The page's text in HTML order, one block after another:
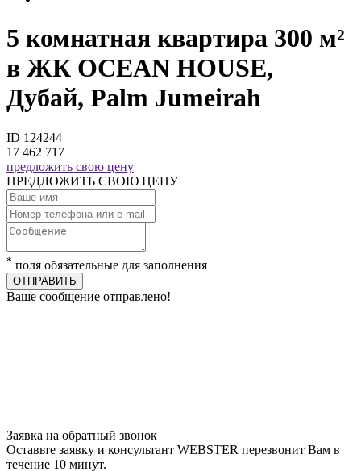
5 комнатная квартира 300 м²
в ЖК OCEAN HOUSE,
Дубай, Palm Jumeirah
ID 124244
17 462 717
предложить свою цену
ПРЕДЛОЖИТЬ СВОЮ ЦЕНУ
* поля обязательные для заполнения
ОТПРАВИТЬ
Ваше сообщение отправлено!
Заявка на обратный звонок
Оставьте заявку и консультант WEBSTER перезвонит Вам в
течение 10 минут.